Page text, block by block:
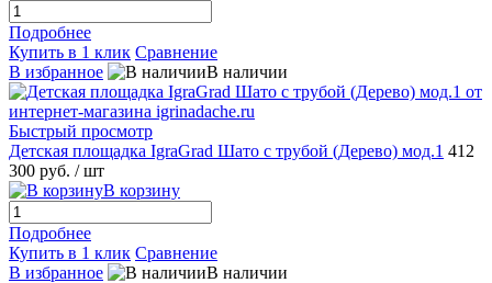
Подробнее
Купить в 1 клик Сравнение
В избранное
В наличии
Быстрый просмотр
Детская площадка IgraGrad Шато с трубой (Дерево) мод.1 412
300 руб. / шт
В корзину
Подробнее
Купить в 1 клик Сравнение
В избранное
В наличии